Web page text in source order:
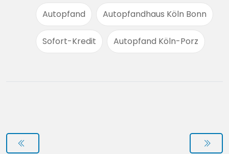
Autopfand Autopfandhaus Köln Bonn
Sofort-Kredit Autopfand Köln-Porz